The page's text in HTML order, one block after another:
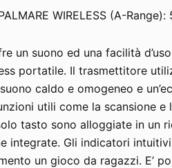
WIRELESS (A-
un suono ed una facilità
portatile. Il trasmettitore
caldo e omogeneo e
utili come la scansione e
tasto sono alloggiate in un
integrate. Gli indicatori
un gioco da ragazzi. E’